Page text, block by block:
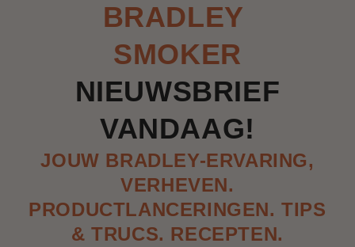
BRADLEY
SMOKER
NIEUWSBRIEF
VANDAAG!
JOUW BRADLEY-ERVARING,
VERHEVEN.
PRODUCTLANCERINGEN. TIPS
& TRUCS. RECEPTEN.